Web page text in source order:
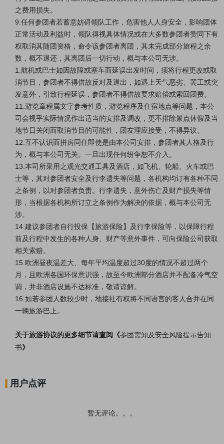
之费用损失。
9.任何参团者若蓄意妨碍领队工作，危害他人人身安全，影响团体
正常活动及利益时，领队得视具体情况或在大多数参团者赞同下有
权取消其随团资格，命令该参团者离团，其未完成部分旅程之余
数，概不退还，其离团后一切行动，概与本公司无涉。
1.航机或巴士如因故障或塞车而延误出发时间，须将行程更改或取
消节目，参团者不得借故反对及退出，如遇上天气恶劣、罢工或突
发意外，引致行程延误，参团者不得借故要求赔偿或索回团费。
11.游览章程属文字参考性质，游览程序及住宿地点等问题，本公
司会视乎实际情况作出适当的安排及调改，更不排除景点休假及当
地节日关闭而取消节目的可能性，团友理应接受，不得异议。
12.互不认识而拼房同住即使是由本公司安排，参团者其人格及行
为，概与本公司无关。一旦出现任何纷争恕不介入。
13.本司所采用之观光交通工具及酒店，如飞机、轮船、火车或巴
士等，其对参团者安全及行李遗失等问题，各机构均订有各种不同
之条例，以对参团者负责。行李遗失，意外伤亡及财产损失等情
形，当根据各机构所订立之条例作为解决的依据，概与本公司无
涉。
14.建议参团者自行投保【旅游保险】及行李保险等，以保障行程
前及行程中发生的各种人身、财产等意外事件，可向保险公司获取
相关索赔。
15.欧洲昼夜温差大、每年平均温度超过30度的情况不超过两个
月，且欧洲各国环保意识强，故至今欧洲部分酒店并不配备冷气空
调，并非酒店设施不达标准，敬请谅解。
16.如若参团人数较少时，地接社有权将不同语言的客人合并在同
一辆旅游巴上。
关于旅游协议的更多细节请查阅《参团需知及安全风险提示告知
书》
用户点评
暂无评论。。。